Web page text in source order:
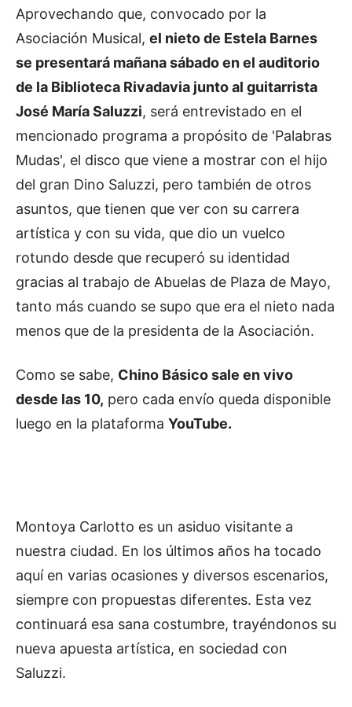
Aprovechando que, convocado por la
Asociación Musical, el nieto de Estela Barnes
se presentará mañana sábado en el auditorio
de la Biblioteca Rivadavia junto al guitarrista
José María Saluzzi, será entrevistado en el
mencionado programa a propósito de 'Palabras
Mudas', el disco que viene a mostrar con el hijo
del gran Dino Saluzzi, pero también de otros
asuntos, que tienen que ver con su carrera
artística y con su vida, que dio un vuelco
rotundo desde que recuperó su identidad
gracias al trabajo de Abuelas de Plaza de Mayo,
tanto más cuando se supo que era el nieto nada
menos que de la presidenta de la Asociación.
Como se sabe, Chino Básico sale en vivo
desde las 10, pero cada envío queda disponible
luego en la plataforma YouTube.
Montoya Carlotto es un asiduo visitante a
nuestra ciudad. En los últimos años ha tocado
aquí en varias ocasiones y diversos escenarios,
siempre con propuestas diferentes. Esta vez
continuará esa sana costumbre, trayéndonos su
nueva apuesta artística, en sociedad con
Saluzzi.